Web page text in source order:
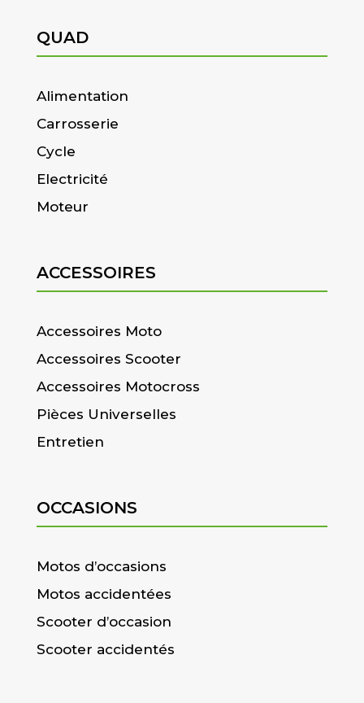
QUAD
Alimentation
Carrosserie
Cycle
Electricité
Moteur
ACCESSOIRES
Accessoires Moto
Accessoires Scooter
Accessoires Motocross
Pièces Universelles
Entretien
OCCASIONS
Motos d’occasions
Motos accidentées
Scooter d’occasion
Scooter accidentés